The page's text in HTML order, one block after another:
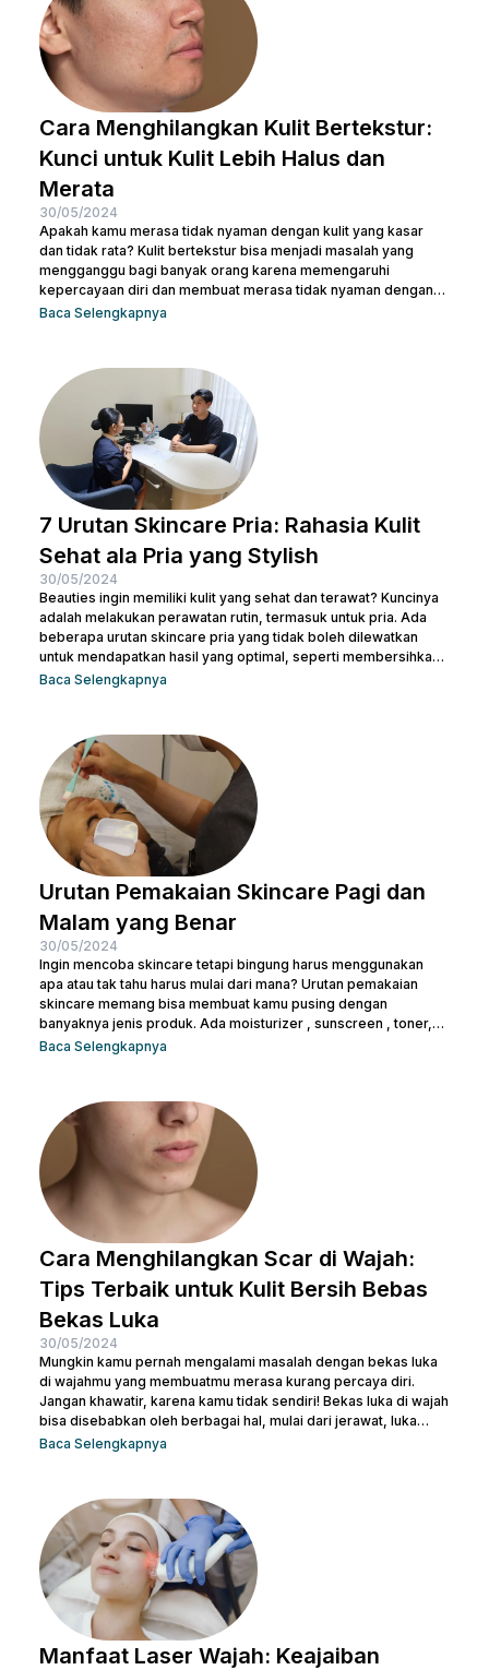
Cara Menghilangkan Kulit Bertekstur:
Kunci untuk Kulit Lebih Halus dan
Merata
30/05/2024
Apakah kamu merasa tidak nyaman dengan kulit yang kasar
dan tidak rata? Kulit bertekstur bisa menjadi masalah yang
mengganggu bagi banyak orang karena memengaruhi
kepercayaan diri dan membuat merasa tidak nyaman dengan
penampilan kulit. Namun, jangan khawatir, ada berbagai cara
membahas secara mendalam cara menghilangkan kulit
bertekstur dengan langkah-langkah perawatan yang
sederhana namun efektif. Dari penggunaan produk yang sesuai
hingga perawatan...
Baca Selengkapnya
7 Urutan Skincare Pria: Rahasia Kulit
Sehat ala Pria yang Stylish
30/05/2024
Beauties ingin memiliki kulit yang sehat dan terawat? Kuncinya
adalah melakukan perawatan rutin, termasuk untuk pria. Ada
beberapa urutan skincare pria yang tidak boleh dilewatkan
untuk mendapatkan hasil yang optimal, seperti membersihkan
wajah dengan facial wash, menggunakan toner, dan langkah-
kulitmu. Melakukan perawatan kulit wajah menjadi hal yang
penting supaya kamu terhindar dari jerawat dan kulit tampak
lebih cerah. Apalagi...
Baca Selengkapnya
Urutan Pemakaian Skincare Pagi dan
Malam yang Benar
30/05/2024
Ingin mencoba skincare tetapi bingung harus menggunakan
apa atau tak tahu harus mulai dari mana? Urutan pemakaian
skincare memang bisa membuat kamu pusing dengan
banyaknya jenis produk. Ada moisturizer , sunscreen , toner,
essence , dan masih banyak lagi. Tak heran juga kalau kamu
serupa, terlepas dari kemasan di bagian luarnya. Sebelum
salah langkah, Nulook sudah menyiapkan informasi lengkap
mengenai...
Baca Selengkapnya
Cara Menghilangkan Scar di Wajah:
Tips Terbaik untuk Kulit Bersih Bebas
Bekas Luka
30/05/2024
Mungkin kamu pernah mengalami masalah dengan bekas luka
di wajahmu yang membuatmu merasa kurang percaya diri.
Jangan khawatir, karena kamu tidak sendiri! Bekas luka di wajah
bisa disebabkan oleh berbagai hal, mulai dari jerawat, luka
bakar, hingga bekas operasi. Ada banyak cara menghilangkan
beauties mengetahui cara terbaik menghilangkan bekas luka
agar kamu bisa kembali memiliki kulit yang mulus dan percaya...
Baca Selengkapnya
Manfaat Laser Wajah: Keajaiban